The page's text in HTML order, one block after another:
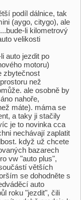
podíl dálnice, tak
(aygo, citygo), ale
li kilometrový
velikosti
auto jezdit po
motoru)
zbytečnost
než
ale osobně by
nahoře,
máte). máma se
a taky ji stačily
je to novinka cca
nechávají zaplatit
když už chcete
bazarech
vw "auto plus",
větších
se dohodněte s
auto
roku "jezdit", čili